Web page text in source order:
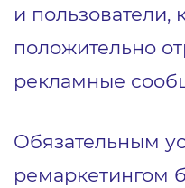
и пользователи,
положительно
рекламные
Обязательным
ремаркетингом